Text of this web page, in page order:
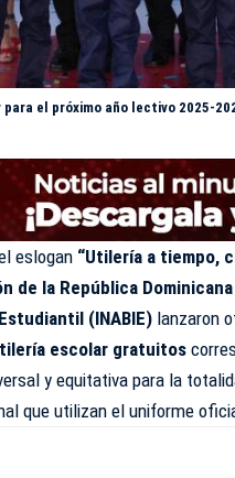
el próximo año lectivo 2025-
eslogan “Utilería a tiempo,
de la República
(INABIE) lanzaron
escolar gratuitos
y equitativa para la
que utilizan el uniforme